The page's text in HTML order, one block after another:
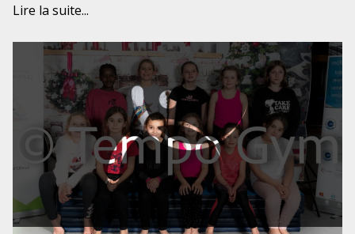
Lire la suite...